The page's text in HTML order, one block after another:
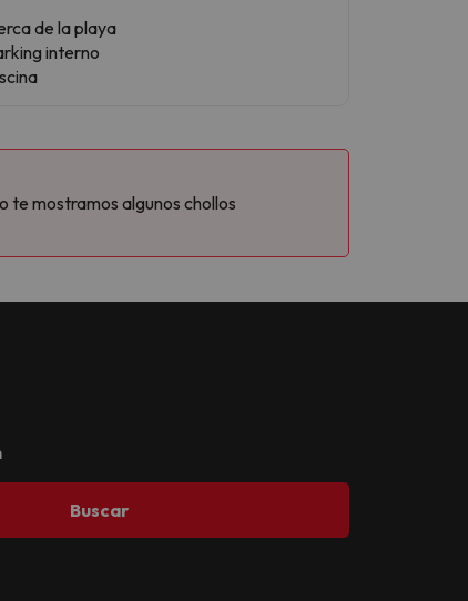
de la playa
interno
te mostramos algunos chollos
Buscar